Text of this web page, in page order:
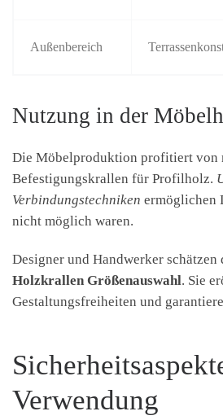
Außenbereich
Nutzung in der
Die Möbelproduktion profitiert von
Befestigungskrallen für Profilholz.
Verbindungstechniken ermöglichen
nicht möglich waren.
Designer und Handwerker schätzen
Holzkrallen Größenauswahl. Sie
Gestaltungsfreiheiten und
Verwendung